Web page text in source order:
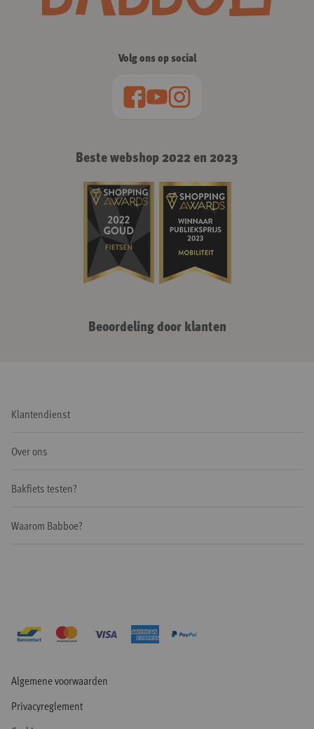
Volg ons op social
Beste webshop 2022 en 2023
Beoordeling door klanten
Klantendienst
Over ons
Bakfiets testen?
Waarom Babboe?
Algemene voorwaarden
Privacyreglement